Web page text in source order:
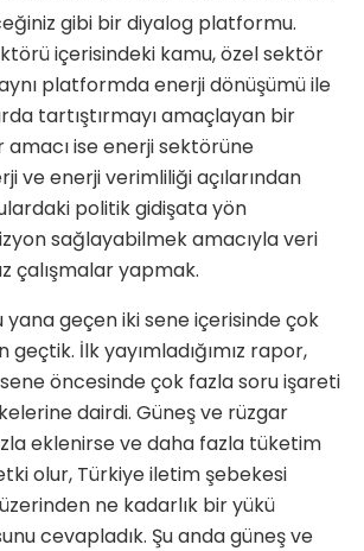
gibi bir diyalog platformu.
içerisindeki kamu, özel sektör
platform­da enerji dönüşümü ile
tartıştırmayı amaçlayan bir
amacı ise enerji sek­törüne
ve enerji ve­rimliliği açılarından
politik gidişata yön
sağlayabilmek amacıyla veri
çalışmalar yapmak.
yana geçen iki sene içerisinde çok
İlk yayımladığımız rapor,
sene öncesinde çok fazla soru işareti
dairdi. Güneş ve rüzgar
eklenirse ve daha fazla tüketim
olur, Türkiye iletim şebekesi
ne kadarlık bir yükü
cevapladık. Şu anda güneş ve